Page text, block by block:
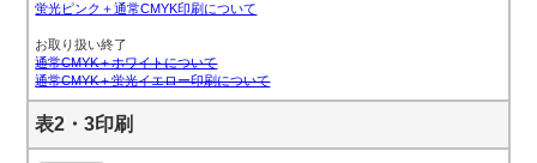
蛍光ピンク＋通常CMYK印刷について
お取り扱い終了
通常CMYK＋ホワイトについて
通常CMYK＋蛍光イエロー印刷について
表2・3印刷